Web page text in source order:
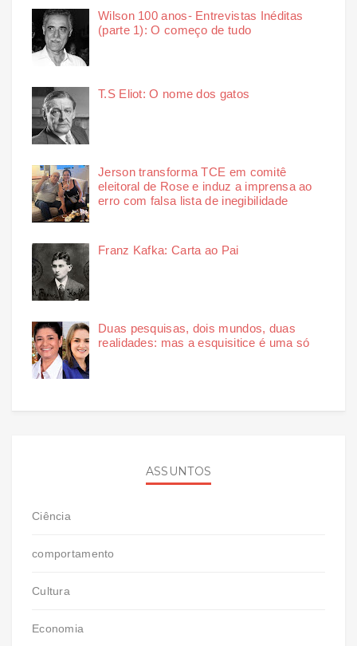
Wilson 100 anos- Entrevistas Inéditas
(parte 1): O começo de tudo
T.S Eliot: O nome dos gatos
Jerson transforma TCE em comitê
eleitoral de Rose e induz a imprensa ao
erro com falsa lista de inegibilidade
Franz Kafka: Carta ao Pai
Duas pesquisas, dois mundos, duas
realidades: mas a esquisitice é uma só
ASSUNTOS
Ciência
comportamento
Cultura
Economia